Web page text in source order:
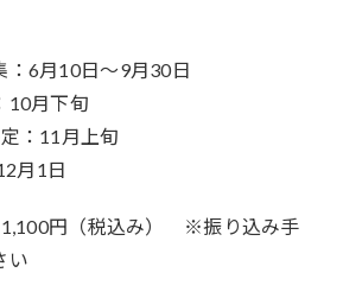
：6月10日～9月30日
10月下旬
：11月上旬
月1日
円（税込み） ※振り込み手
い